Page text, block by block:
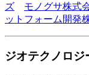
ズ
モノグサ株式
ットフォーム開発
ジオテクノロジ